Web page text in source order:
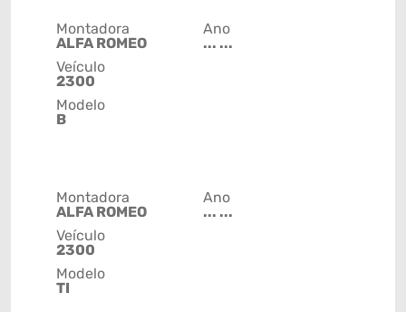
Montadora
ALFA ROMEO
Veículo
2300
Modelo
B
Ano
... ...
Montadora
ALFA ROMEO
Veículo
2300
Modelo
TI
Ano
... ...